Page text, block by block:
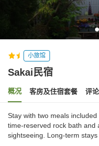
小旅馆
Sakai民宿
概况 客房及住宿套餐 评论
Stay with two meals
time-reserved rock bath and
sightseeing. Long-term